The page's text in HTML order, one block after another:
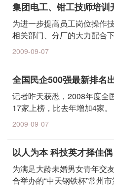
集团电工、钳工技师培训
为进一步提高员工岗位操作
相关部门、分厂的大力配合
2009-09-07
全国民企500强最新排名
记者昨天获悉，2008年度全
17家上榜，比去年增加4家。
2009-09-07
以人为本 科技英才择佳
为满足大龄未婚男女青年交
合举办的“中天钢铁杯”常州